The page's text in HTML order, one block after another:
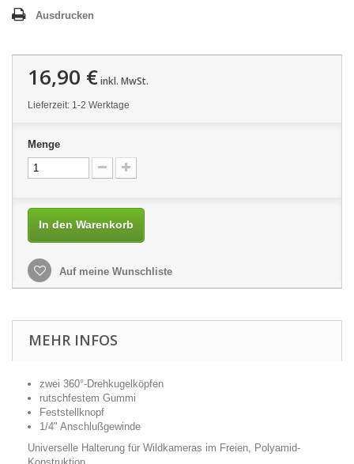
Ausdrucken
16,90 €inkl. MwSt.
Lieferzeit: 1-2 Werktage
Menge
In den Warenkorb
Auf meine Wunschliste
MEHR INFOS
zwei 360°-Drehkugelköpfen
rutschfestem Gummi
Feststellknopf
1/4" Anschlußgewinde
Universelle Halterung für Wildkameras im Freien, Polyamid-